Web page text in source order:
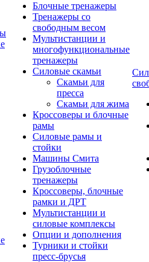
Блочные тренажеры
Тренажеры со
свободным весом
Мультистанции и
многофункциональные
тренажеры
Силовые скамьи
Скамьи для
пресса
Скамьи для жима
Кроссоверы и блочные
рамы
Силовые рамы и
стойки
Машины Смита
Грузоблочные
тренажеры
Кроссоверы, блочные
рамки и ДРТ
Мультистанции и
силовые комплексы
Опции и дополнения
Турники и стойки
пресс-брусья